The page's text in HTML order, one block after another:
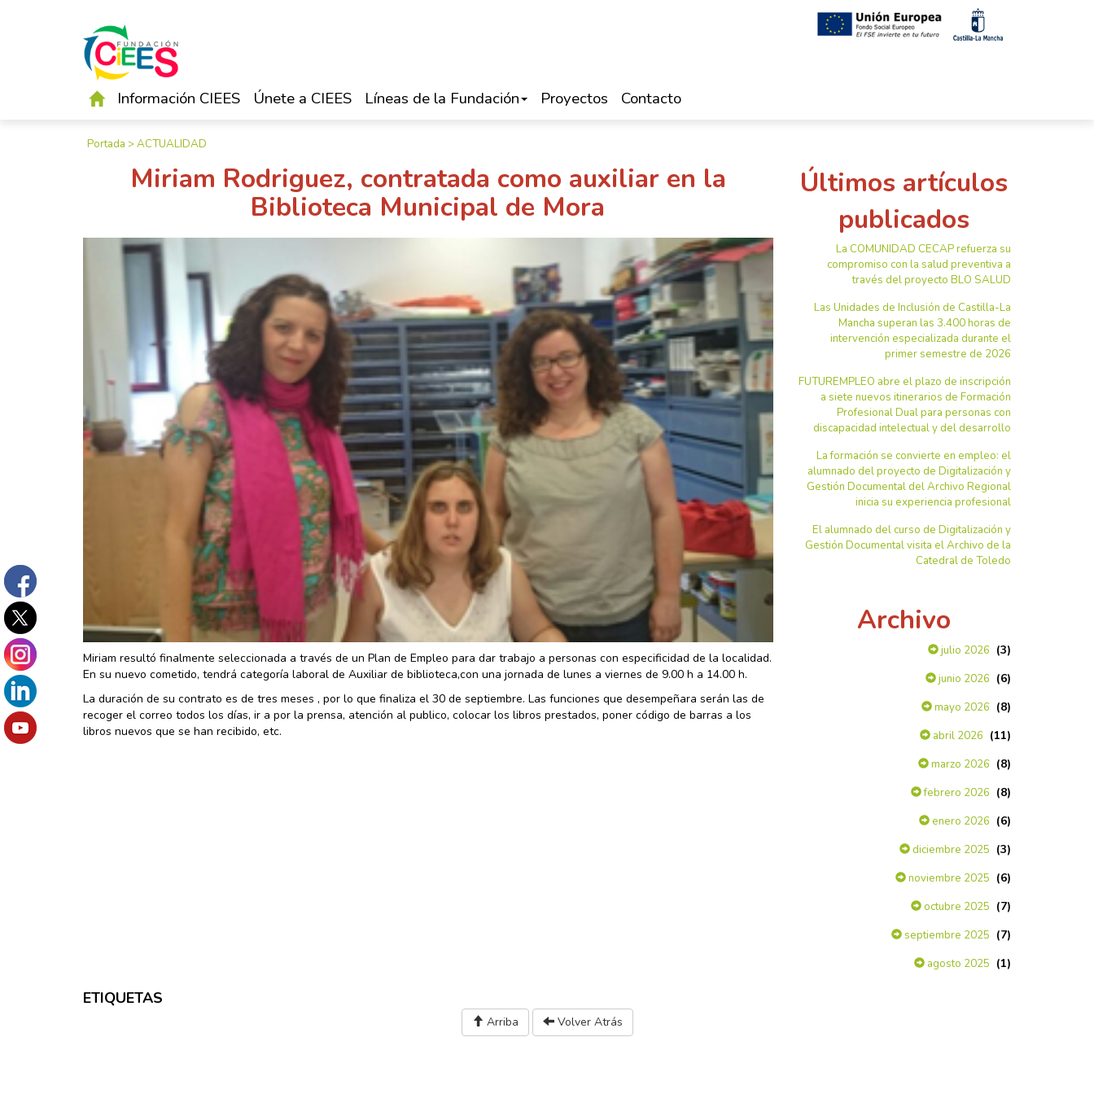
Información CIEES Únete a CIEES Líneas de la Fundación Proyectos Contacto
Portada >ACTUALIDAD
Miriam Rodriguez, contratada como auxiliar en la
Biblioteca Municipal de Mora
Miriam resultó finalmente seleccionada a través de un Plan de Empleo para dar trabajo a personas con especificidad de la localidad.
En su nuevo cometido, tendrá categoría laboral de Auxiliar de biblioteca,con una jornada de lunes a viernes de 9.00 h a 14.00 h.
La duración de su contrato es de tres meses , por lo que finaliza el 30 de septiembre. Las funciones que desempeñara serán las de
recoger el correo todos los días, ir a por la prensa, atención al publico, colocar los libros prestados, poner código de barras a los
libros nuevos que se han recibido, etc.
Últimos artículos
publicados
La COMUNIDAD CECAP refuerza su
compromiso con la salud preventiva a
través del proyecto BLO SALUD
Las Unidades de Inclusión de Castilla-La
Mancha superan las 3.400 horas de
intervención especializada durante el
primer semestre de 2026
FUTUREMPLEO abre el plazo de inscripción
a siete nuevos itinerarios de Formación
Profesional Dual para personas con
discapacidad intelectual y del desarrollo
La formación se convierte en empleo: el
alumnado del proyecto de Digitalización y
Gestión Documental del Archivo Regional
inicia su experiencia profesional
El alumnado del curso de Digitalización y
Gestión Documental visita el Archivo de la
Catedral de Toledo
Archivo
julio 2026 (3)
junio 2026 (6)
mayo 2026 (8)
abril 2026 (11)
marzo 2026 (8)
febrero 2026 (8)
enero 2026 (6)
diciembre 2025 (3)
noviembre 2025 (6)
octubre 2025 (7)
septiembre 2025 (7)
agosto 2025 (1)
ETIQUETAS
Arriba Volver Atrás